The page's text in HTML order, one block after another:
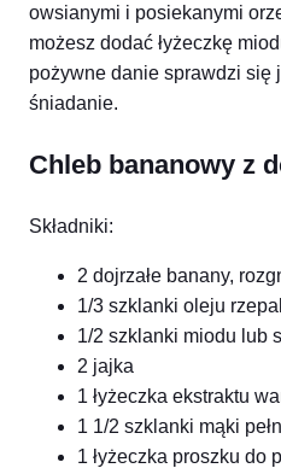
owsianymi i posiekanymi
możesz dodać łyżeczkę
pożywne danie sprawdzi się
śniadanie.
Chleb bananowy z
Składniki:
2 dojrzałe banany,
1/3 szklanki oleju
1/2 szklanki miodu lub
2 jajka
1 łyżeczka ekstraktu
1 1/2 szklanki mąki
1 łyżeczka proszku do